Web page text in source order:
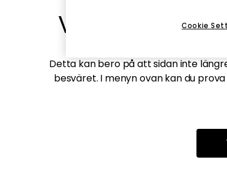
Vi hittar tyvärr
Detta kan bero på att sidan inte
besväret. I menyn ovan kan du
Cookie